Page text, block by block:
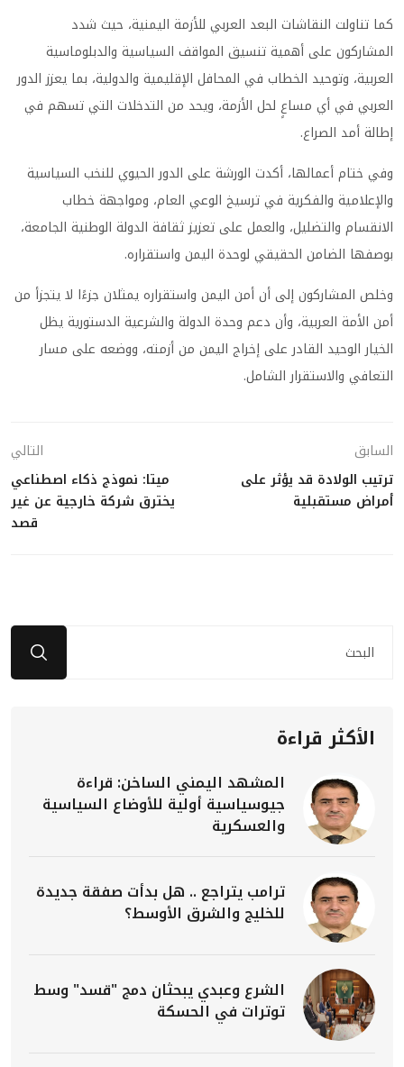
كما تناولت النقاشات البعد العربي للأزمة اليمنية، حيث شدد
المشاركون على أهمية تنسيق المواقف السياسية والدبلوماسية
العربية، وتوحيد الخطاب في المحافل الإقليمية والدولية، بما يعزز الدور
العربي في أي مساعٍ لحل الأزمة، ويحد من التدخلات التي تسهم في
إطالة أمد الصراع.
وفي ختام أعمالها، أكدت الورشة على الدور الحيوي للنخب السياسية
والإعلامية والفكرية في ترسيخ الوعي العام، ومواجهة خطاب
الانقسام والتضليل، والعمل على تعزيز ثقافة الدولة الوطنية الجامعة،
بوصفها الضامن الحقيقي لوحدة اليمن واستقراره.
وخلص المشاركون إلى أن أمن اليمن واستقراره يمثلان جزءًا لا يتجزأ من
أمن الأمة العربية، وأن دعم وحدة الدولة والشرعية الدستورية يظل
الخيار الوحيد القادر على إخراج اليمن من أزمته، ووضعه على مسار
التعافي والاستقرار الشامل.
السابق
ترتيب الولادة قد يؤثر على
أمراض مستقبلية
التالي
ميتا: نموذج ذكاء اصطناعي
يخترق شركة خارجية عن غير
قصد
الأكثر قراءة
المشهد اليمني الساخن: قراءة
جيوسياسية أولية للأوضاع السياسية
والعسكرية
ترامب يتراجع .. هل بدأت صفقة جديدة
للخليج والشرق الأوسط؟
الشرع وعبدي يبحثان دمج "قسد" وسط
توترات في الحسكة